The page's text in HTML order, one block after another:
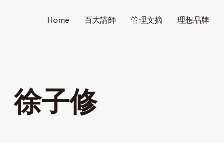
Home 百大講師 管理文摘 理想品牌
徐子修